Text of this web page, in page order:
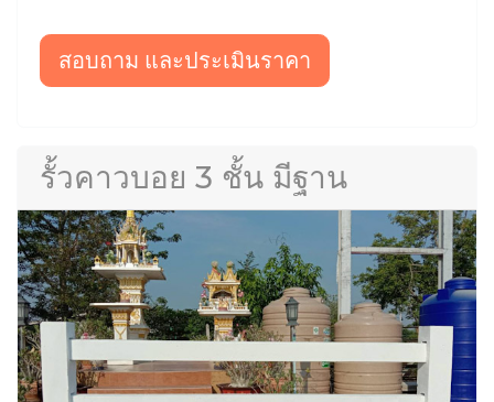
สอบถาม และประเมินราคา
รั้วคาวบอย 3 ชั้น มีฐาน